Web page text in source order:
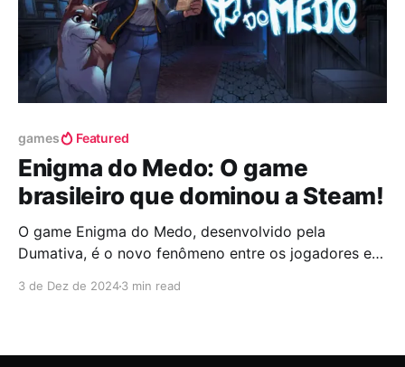
games Featured
Enigma do Medo: O game
brasileiro que dominou a Steam!
O game Enigma do Medo, desenvolvido pela
Dumativa, é o novo fenômeno entre os jogadores e
3 de Dez de 20243 min read